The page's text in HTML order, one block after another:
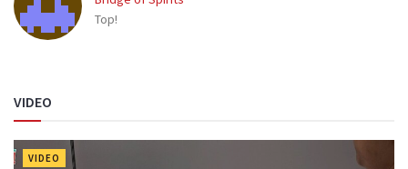
Top!
VIDEO
VIDEO